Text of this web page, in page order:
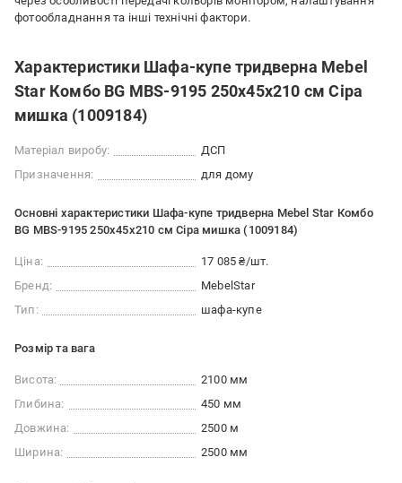
фотообладнання та інші технічні фактори.
Характеристики Шафа-купе тридверна Mebel
Star Комбо BG MBS-9195 250х45х210 см Сіра
мишка (1009184)
Матеріал виробу:
ДСП
Призначення:
для дому
Основні характеристики Шафа-купе тридверна Mebel Star Комбо
BG MBS-9195 250х45х210 см Сіра мишка (1009184)
Ціна:
17 085 ₴/шт.
Бренд:
MebelStar
Тип:
шафа-купе
Розмір та вага
Висота:
2100 мм
Глибина:
450 мм
Довжина:
2500 м
Ширина:
2500 мм